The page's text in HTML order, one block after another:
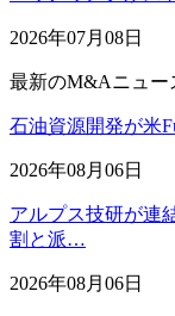
2026年07月08日
最新のM&Aニュー
石油資源開発が米
2026年08月06日
アルプス技研が連
割と派…
2026年08月06日